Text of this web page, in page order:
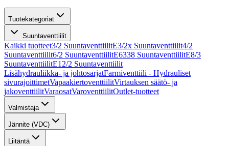
Tuotekategoriat
Suuntaventtiilit
Kaikki tuotteet3/2 SuuntaventtiilitE3/2x Suuntaventtiilit4/2
Suuntaventtiilit6/2 SuuntaventtiilitE6338 SuuntaventtiilitE8/3
SuuntaventtiilitE12/2 Suuntaventtiilit
Lisähydrauliikka- ja johtosarjatFarmiventtiili - Hydrauliset
sivurajoittimetVapaakiertoventtiilitVirtauksen säätö- ja
jakoventtiilitVaraosatVaroventtiilitOutlet-tuotteet
Valmistaja
Jännite (VDC)
Liitäntä